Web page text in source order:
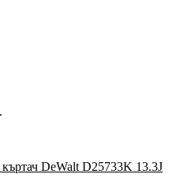
DeWalt D25733K 13.3J